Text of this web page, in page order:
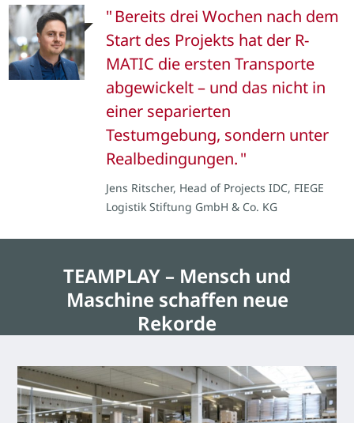
Bereits drei Wochen nach dem
Start des Projekts hat der R-
MATIC die ersten Transporte
abgewickelt – und das nicht in
einer separierten
Testumgebung, sondern unter
Realbedingungen.
Jens Ritscher, Head of Projects IDC, FIEGE
Logistik Stiftung GmbH & Co. KG
TEAMPLAY – Mensch und
Maschine schaffen neue
Rekorde